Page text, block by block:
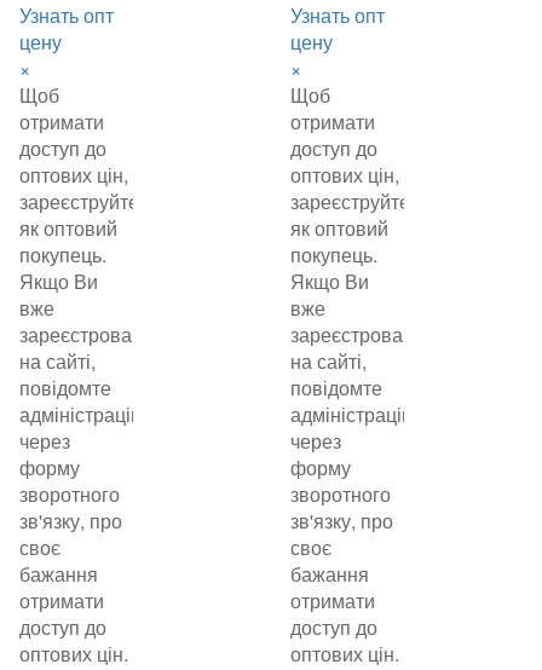
Узнать опт
цену
×
Щоб
отримати
доступ до
оптових цін,
зареєструйтеся
як оптовий
покупець.
Якщо Ви
вже
зареєстровані
на сайті,
повідомте
адміністрацію
через
форму
зворотного
зв'язку, про
своє
бажання
отримати
доступ до
оптових цін.
Узнать опт
цену
×
Щоб
отримати
доступ до
оптових цін,
зареєструйтеся
як оптовий
покупець.
Якщо Ви
вже
зареєстровані
на сайті,
повідомте
адміністрацію
через
форму
зворотного
зв'язку, про
своє
бажання
отримати
доступ до
оптових цін.